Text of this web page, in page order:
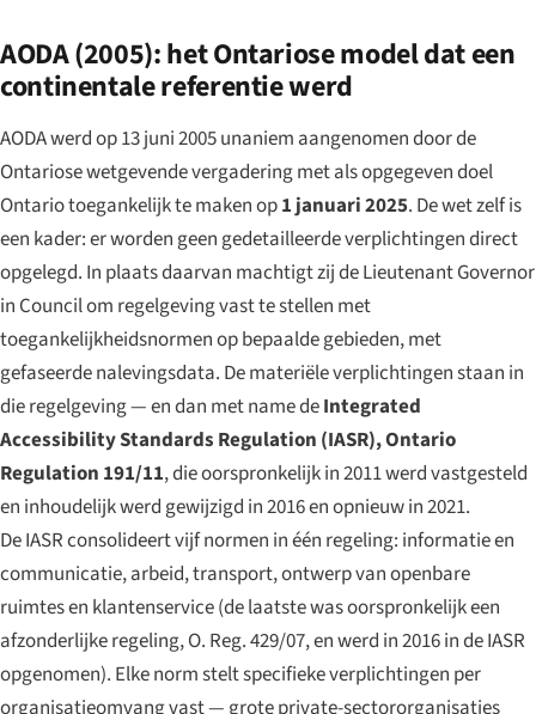
AODA (2005): het Ontariose model dat een
continentale referentie werd
AODA werd op 13 juni 2005 unaniem aangenomen door de
Ontariose wetgevende vergadering met als opgegeven doel
Ontario toegankelijk te maken op1 januari 2025. De wet zelf is
een kader: er worden geen gedetailleerde verplichtingen direct
opgelegd. In plaats daarvan machtigt zij de Lieutenant Governor
in Council om regelgeving vast te stellen met
toegankelijkheidsnormen op bepaalde gebieden, met
gefaseerde nalevingsdata. De materiële verplichtingen staan in
die regelgeving — en dan met name deIntegrated
Accessibility Standards Regulation (IASR), Ontario
Regulation 191/11, die oorspronkelijk in 2011 werd vastgesteld
en inhoudelijk werd gewijzigd in 2016 en opnieuw in 2021.
De IASR consolideert vijf normen in één regeling: informatie en
communicatie, arbeid, transport, ontwerp van openbare
ruimtes en klantenservice (de laatste was oorspronkelijk een
afzonderlijke regeling, O. Reg. 429/07, en werd in 2016 in de IASR
opgenomen). Elke norm stelt specifieke verplichtingen per
organisatieomvang vast — grote private-sectororganisaties